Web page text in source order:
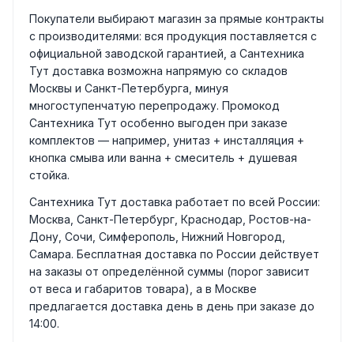
Покупатели выбирают магазин за прямые контракты
с производителями: вся продукция поставляется с
официальной заводской гарантией, а Сантехника
Тут доставка возможна напрямую со складов
Москвы и Санкт-Петербурга, минуя
многоступенчатую перепродажу. Промокод
Сантехника Тут особенно выгоден при заказе
комплектов — например, унитаз + инсталляция +
кнопка смыва или ванна + смеситель + душевая
стойка.
Сантехника Тут доставка работает по всей России:
Москва, Санкт-Петербург, Краснодар, Ростов-на-
Дону, Сочи, Симферополь, Нижний Новгород,
Самара. Бесплатная доставка по России действует
на заказы от определённой суммы (порог зависит
от веса и габаритов товара), а в Москве
предлагается доставка день в день при заказе до
14:00.